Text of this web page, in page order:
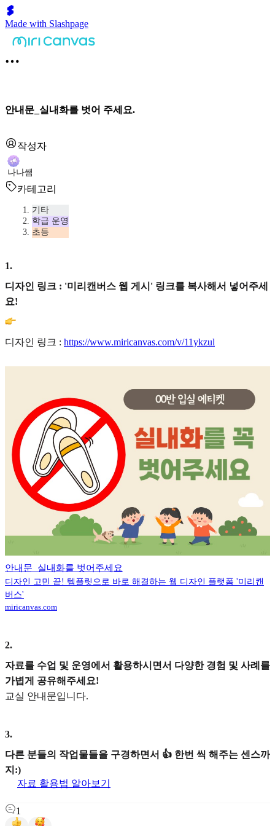
Made with Slashpage
안내문_실내화를 벗어 주세요.
작성자
나나쌤
카테고리
기타
학급 운영
초등
1.
디자인 링크 : '미리캔버스 웹 게시' 링크를 복사해서 넣어주세
요!
디자인 링크 : https://www.miricanvas.com/v/11ykzul
안내문_실내화를 벗어주세요
디자인 고민 끝! 템플릿으로 바로 해결하는 웹 디자인 플랫폼 '미리캔
버스'
miricanvas.com
2.
자료를 수업 및 운영에서 활용하시면서 다양한 경험 및 사례를
가볍게 공유해주세요!
교실 안내문입니다.
3.
다른 분들의 작업물들을 구경하면서 👍 한번 씩 해주는 센스까
지:)
자료 활용법 알아보기
1